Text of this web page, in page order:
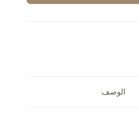
الوصف